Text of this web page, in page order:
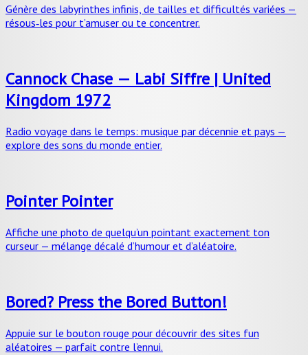
Génère des labyrinthes infinis, de tailles et difficultés variées —
résous‑les pour t’amuser ou te concentrer.
Cannock Chase — Labi Siffre | United
Kingdom 1972
Radio voyage dans le temps: musique par décennie et pays —
explore des sons du monde entier.
Pointer Pointer
Affiche une photo de quelqu’un pointant exactement ton
curseur — mélange décalé d’humour et d’aléatoire.
Bored? Press the Bored Button!
Appuie sur le bouton rouge pour découvrir des sites fun
aléatoires — parfait contre l’ennui.